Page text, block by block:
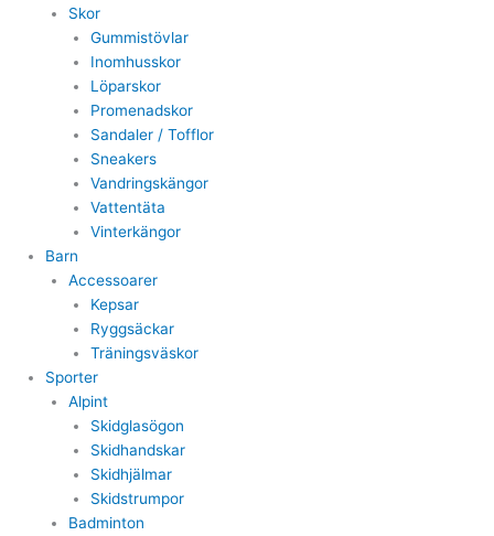
Skor
Gummistövlar
Inomhusskor
Löparskor
Promenadskor
Sandaler / Tofflor
Sneakers
Vandringskängor
Vattentäta
Vinterkängor
Barn
Accessoarer
Kepsar
Ryggsäckar
Träningsväskor
Sporter
Alpint
Skidglasögon
Skidhandskar
Skidhjälmar
Skidstrumpor
Badminton